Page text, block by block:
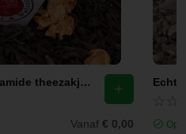
Earl Grey Jasmijn (Piramide theezakjes)
Vanaf € 0,00 Op